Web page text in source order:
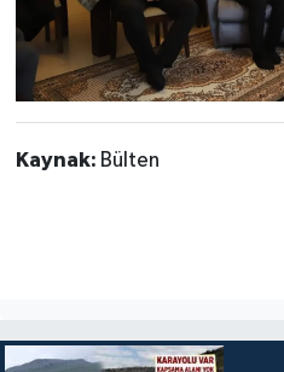
Kaynak: Bülten